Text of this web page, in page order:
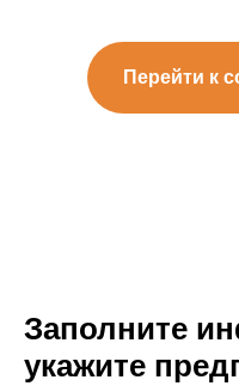
Перейти к
Заполните
укажите